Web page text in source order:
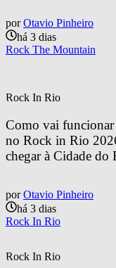
por Otavio Pinheiro
há 3 dias
Rock The Mountain
Rock In Rio
Como vai
no Rock in Rio
chegar à Cidade do
por Otavio Pinheiro
há 3 dias
Rock In Rio
Rock In Rio